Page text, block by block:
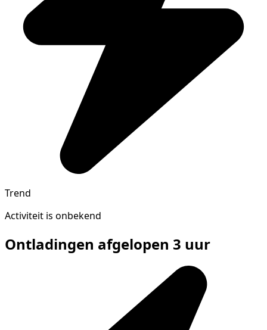
Trend
Activiteit is onbekend
Ontladingen afgelopen 3 uur